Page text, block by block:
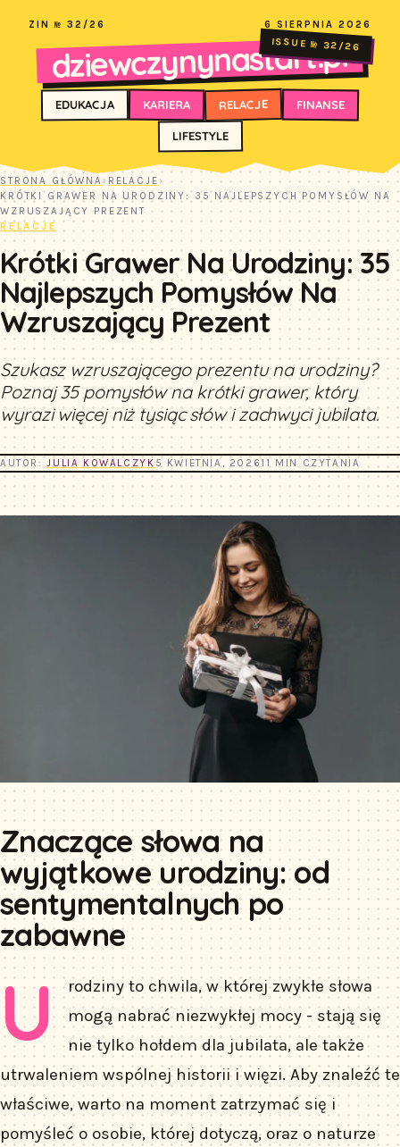
ZIN № 32/26 6 SIERPNIA 2026
dziewczynynastart.pl
ISSUE № 32/26
EDUKACJA KARIERA RELACJE FINANSE
LIFESTYLE
STRONA GŁÓWNA› RELACJE ›
KRÓTKI GRAWER NA URODZINY: 35 NAJLEPSZYCH POMYSŁÓW NA
WZRUSZAJĄCY PREZENT
RELACJE
Krótki Grawer Na Urodziny: 35
Najlepszych Pomysłów Na
Wzruszający Prezent
Szukasz wzruszającego prezentu na urodziny?
Poznaj 35 pomysłów na krótki grawer, który
wyrazi więcej niż tysiąc słów i zachwyci jubilata.
AUTOR:JULIA KOWALCZYK 5 KWIETNIA, 2026 11 MIN CZYTANIA
Znaczące słowa na
wyjątkowe urodziny: od
sentymentalnych po
zabawne
U
rodziny to chwila, w której zwykłe słowa
mogą nabrać niezwykłej mocy - stają się
nie tylko hołdem dla jubilata, ale także
utrwaleniem wspólnej historii i więzi. Aby znaleźć te
właściwe, warto na moment zatrzymać się i
pomyśleć o osobie, której dotyczą, oraz o naturze